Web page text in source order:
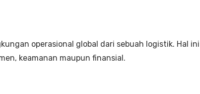
operasional global dari sebuah logistik. Hal ini
keamanan maupun finansial.